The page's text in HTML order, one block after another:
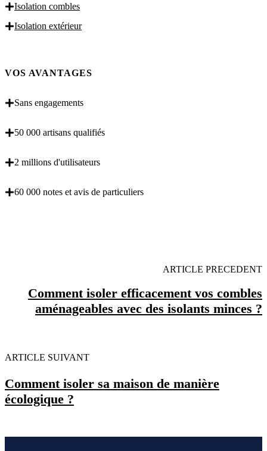
Isolation combles
Isolation extérieur
VOS AVANTAGES
Sans engagements
50 000 artisans qualifiés
2 millions d'utilisateurs
60 000 notes et avis de particuliers
ARTICLE PRECEDENT
Comment isoler efficacement vos combles
aménageables avec des isolants minces ?
ARTICLE SUIVANT
Comment isoler sa maison de manière
écologique ?